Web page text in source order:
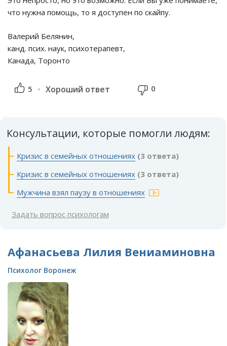
что нужна помощь, то я доступен по скайпу.
Валерий Белянин,
канд. псих. наук, психотерапевт,
Канада, Торонто
5 Хороший ответ 0
Консультации, которые помогли людям:
Кризис в семейных отношениях (3 ответа)
Кризис в семейных отношениях (3 ответа)
Мужчина взял паузу в отношениях
Задать вопрос психологам
Афанасьева Лилия Вениаминовна
Психолог Воронеж